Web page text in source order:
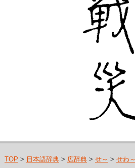
TOP > 日本語辞典> 広辞典> せ～ > せわ～